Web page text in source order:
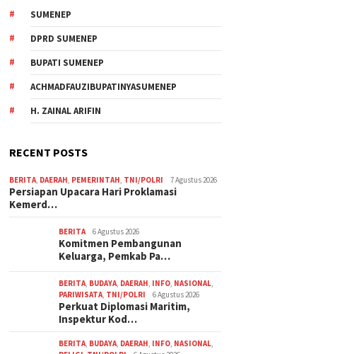
SUMENEP
DPRD SUMENEP
BUPATI SUMENEP
ACHMADFAUZIBUPATINYASUMENEP
H. ZAINAL ARIFIN
RECENT POSTS
BERITA, DAERAH, PEMERINTAH, TNI/POLRI 7 Agustus 2026
Persiapan Upacara Hari Proklamasi
Kemerd…
BERITA 6 Agustus 2026
Komitmen Pembangunan
Keluarga, Pemkab Pa…
BERITA, BUDAYA, DAERAH, INFO, NASIONAL,
PARIWISATA, TNI/POLRI 6 Agustus 2026
Perkuat Diplomasi Maritim,
Inspektur Kod…
BERITA, BUDAYA, DAERAH, INFO, NASIONAL,